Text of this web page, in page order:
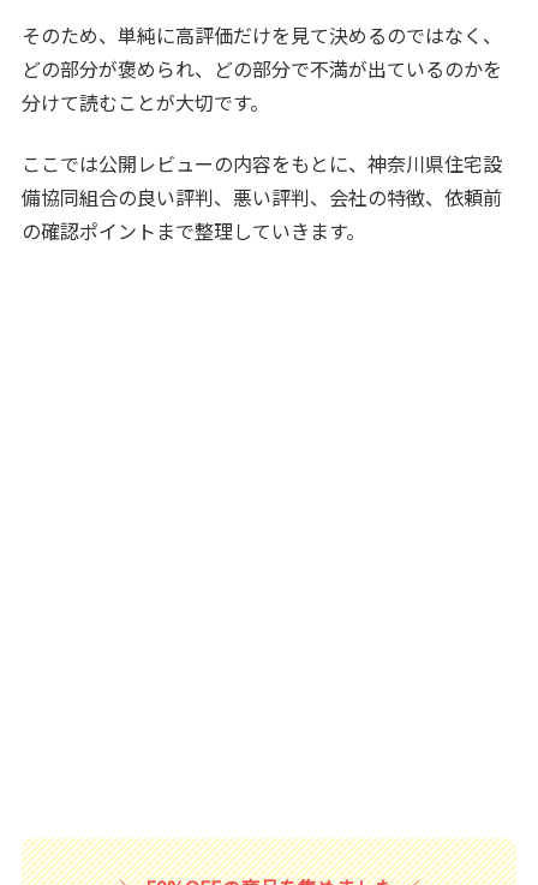
そのため、単純に高評価だけを見て決めるのではなく、
どの部分が褒められ、どの部分で不満が出ているのかを
分けて読むことが大切です。
ここでは公開レビューの内容をもとに、神奈川県住宅設
備協同組合の良い評判、悪い評判、会社の特徴、依頼前
の確認ポイントまで整理していきます。